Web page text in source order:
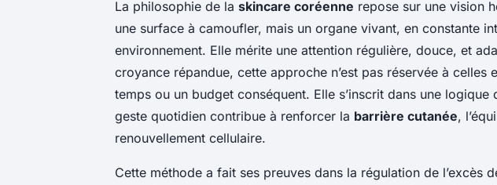
La philosophie de la skincare coréenne repose sur une vision
une surface à camoufler, mais un organe vivant, en constante
environnement. Elle mérite une attention régulière, douce, et
croyance répandue, cette approche n’est pas réservée à celles
temps ou un budget conséquent. Elle s’inscrit dans une
geste quotidien contribue à renforcer la barrière cutanée,
renouvellement cellulaire.
Cette méthode a fait ses preuves dans la régulation de l’excès